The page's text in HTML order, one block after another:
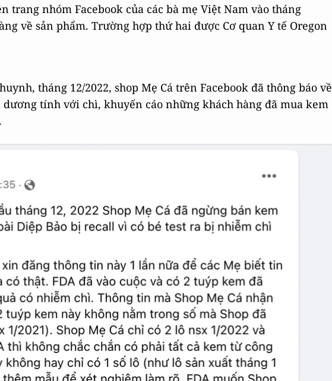
trang nhóm Facebook của các bà mẹ Việt Nam vào tháng
về sản phẩm. Trường hợp thứ hai được Cơ quan Y tế Oregon
tháng 12/2022, shop Mẹ Cá trên Facebook đã thông báo về
dương tính với chì, khuyến cáo những khách hàng đã mua kem